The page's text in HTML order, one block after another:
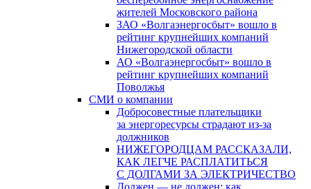
жителей Московского района
ЗАО «Волгаэнергосбыт» вошло в
рейтинг крупнейших компаний
Нижегородской области
АО «Волгаэнергосбыт» вошло в
рейтинг крупнейших компаний
Поволжья
СМИ о компании
Добросовестные плательщики
за энергоресурсы страдают из-за
должников
НИЖЕГОРОДЦАМ РАССКАЗАЛИ,
КАК ЛЕГЧЕ РАСПЛАТИТЬСЯ
С ДОЛГАМИ ЗА ЭЛЕКТРИЧЕСТВО